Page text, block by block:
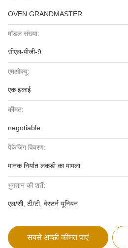
OVEN GRANDMASTER
मॉडल संख्या:
सीएल-पीजी-9
एमओक्यू:
एक इकाई
कीमत:
negotiable
पैकेजिंग विवरण:
मानक निर्यात लकड़ी का मामला
भुगतान की शर्तें:
एल/सी, टी/टी, वेस्टर्न यूनियन
सबसे अच्छी कीमत पाएं